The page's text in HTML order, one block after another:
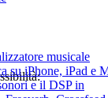
musicale
su iPhone, iPad e
e il DSP in